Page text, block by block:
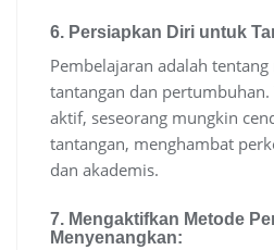
6. Persiapkan Diri untuk
Pembelajaran adalah
tantangan dan pertumbuhan.
aktif, seseorang mungkin
tantangan, menghambat
dan akademis.
7. Mengaktifkan Metode
Menyenangkan: